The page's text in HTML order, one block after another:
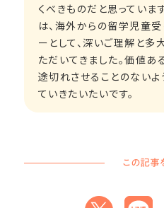
くべきものだと思っていま
は、海外からの留学児童
ーとして、深いご理解と
ただいてきました。価値
途切れさせることのないよ
ていきたいたいです。
この記事